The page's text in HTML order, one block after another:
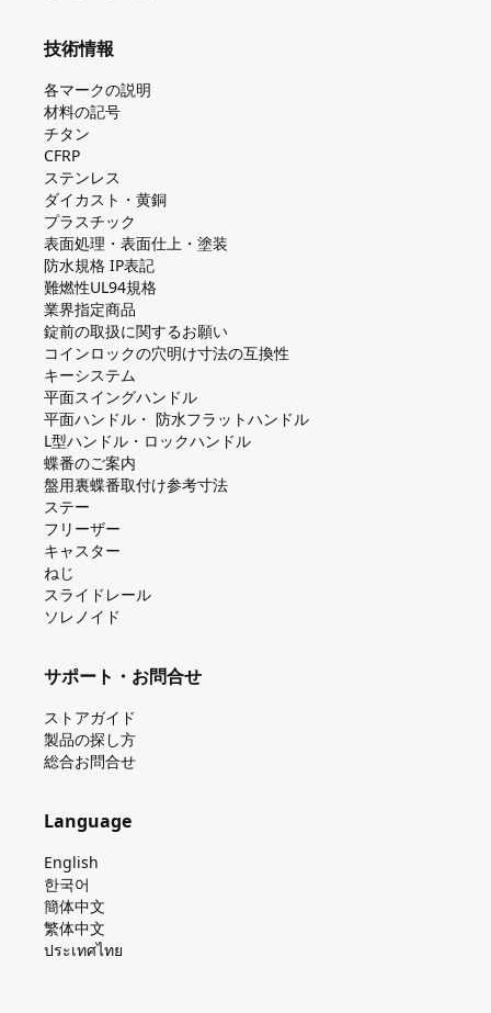
技術情報
各マークの説明
材料の記号
チタン
CFRP
ステンレス
ダイカスト・⻩銅
プラスチック
表面処理・表面仕上・塗装
防⽔規格 IP表記
難燃性UL94規格
業界指定商品
錠前の取扱に関するお願い
コインロックの⽳明け⼨法の互換性
キーシステム
平⾯スイングハンドル
平⾯ハンドル・ 防⽔フラットハンドル
L型ハンドル・ロックハンドル
蝶番のご案内
盤⽤裏蝶番取付け参考⼨法
ステー
フリーザー
キャスター
ねじ
スライドレール
ソレノイド
サポート・お問合せ
ストアガイド
製品の探し⽅
総合お問合せ
Language
English
한국어
簡体中文
繁体中文
ประเทศไทย